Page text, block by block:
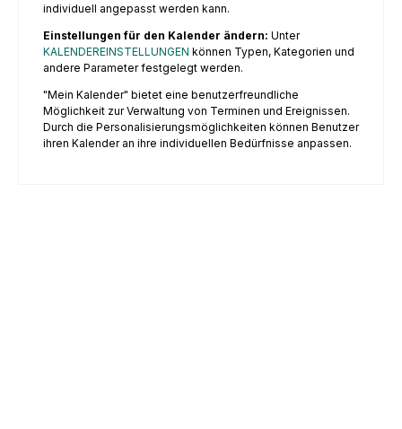
individuell angepasst werden kann.
Einstellungen für den Kalender ändern: Unter
KALENDEREINSTELLUNGEN können Typen, Kategorien und
andere Parameter festgelegt werden.
"Mein Kalender" bietet eine benutzerfreundliche
Möglichkeit zur Verwaltung von Terminen und Ereignissen.
Durch die Personalisierungsmöglichkeiten können Benutzer
ihren Kalender an ihre individuellen Bedürfnisse anpassen.